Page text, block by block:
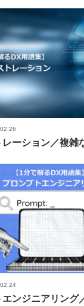
ーション／複雑
エンジニアリング